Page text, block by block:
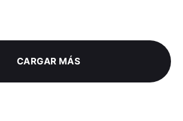
CARGAR MÁS